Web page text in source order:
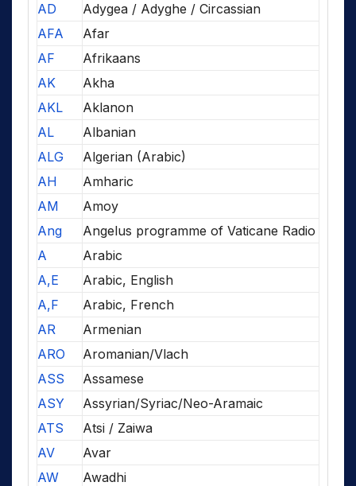
AD
Adygea / Adyghe / Circassian
AFA
Afar
AF
Afrikaans
AK
Akha
AKL
Aklanon
AL
Albanian
ALG
Algerian (Arabic)
AH
Amharic
AM
Amoy
Ang
Angelus programme of Vaticane Radio
A
Arabic
A,E
Arabic, English
A,F
Arabic, French
AR
Armenian
ARO
Aromanian/Vlach
ASS
Assamese
ASY
Assyrian/Syriac/Neo-Aramaic
ATS
Atsi / Zaiwa
AV
Avar
AW
Awadhi